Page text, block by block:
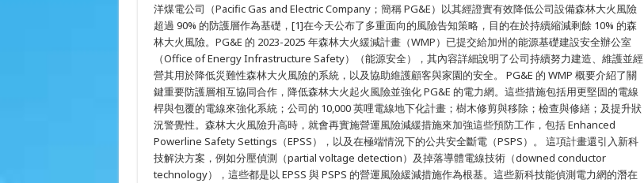
說
明
其
計
在
年
前
如
何
持
提
升
洋煤電公司（Pacific Gas and Electric Company；簡稱 PG&E）以其經證實有效降低公司設備森林大火風險
超過 90% 的防護層作為基礎，[1]在今天公布了多重面向的風險告知策略，目的在於持續縮減剩餘 10% 的森
林大火風險。PG&E 的 2023-2025 年森林大火緩減計畫（WMP）已提交給加州的能源基礎建設安全辦公室
（Office of Energy Infrastructure Safety）（能源安全），其內容詳細說明了公司持續努力建造、維護並經
營其用於降低災難性森林大火風險的系統，以及協助維護顧客與家園的安全。 PG&E 的 WMP 概要介紹了關
鍵重要防護層相互協同合作，降低森林大火起火風險並強化 PG&E 的電力網。這些措施包括用更堅固的電線
桿與包覆的電線來強化系統；公司的 10,000 英哩電線地下化計畫；樹木修剪與移除；檢查與修繕；及提升狀
況警覺性。森林大火風險升高時，就會再實施營運風險減緩措施來加強這些預防工作，包括 Enhanced
Powerline Safety Settings（EPSS），以及在極端情況下的公共安全斷電（PSPS）。 這項計畫還引入新科
技解決方案，例如分壓偵測（partial voltage detection）及掉落導體電線技術（downed conductor
technology），這些都是以 EPSS 與 PSPS 的營運風險緩減措施作為根基。這些新科技能偵測電力網的潛在